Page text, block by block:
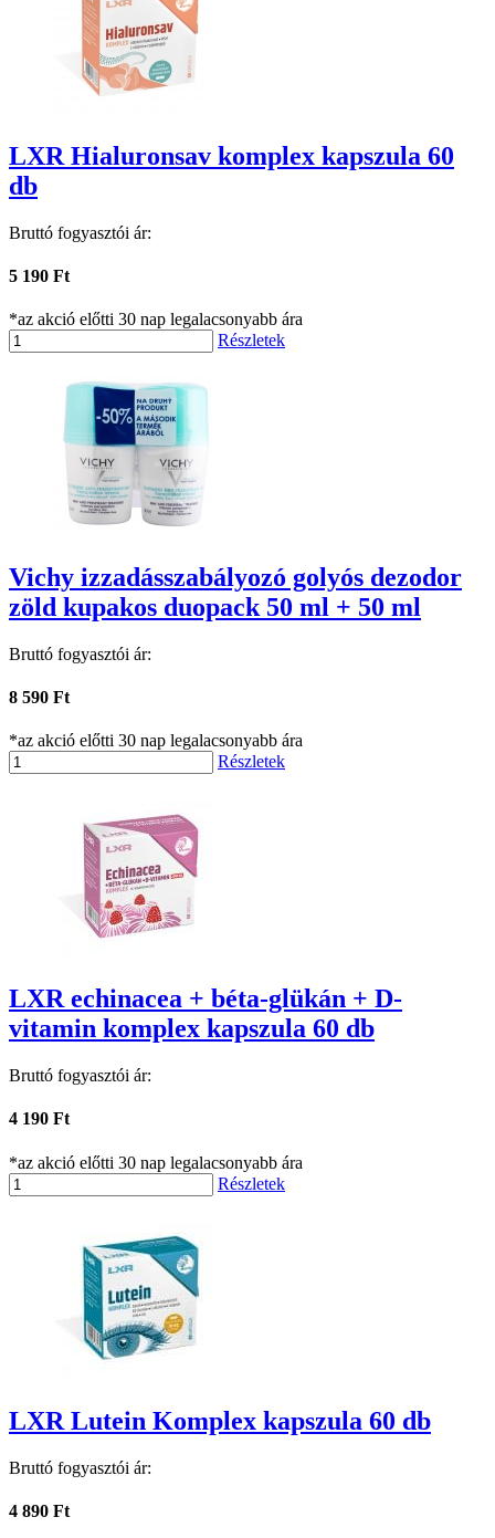
LXR Hialuronsav komplex kapszula 60
db
Bruttó fogyasztói ár:
5 190 Ft
*az akció előtti 30 nap legalacsonyabb ára
Részletek
Vichy izzadásszabályozó golyós dezodor
zöld kupakos duopack 50 ml + 50 ml
Bruttó fogyasztói ár:
8 590 Ft
*az akció előtti 30 nap legalacsonyabb ára
Részletek
LXR echinacea + béta-glükán + D-
vitamin komplex kapszula 60 db
Bruttó fogyasztói ár:
4 190 Ft
*az akció előtti 30 nap legalacsonyabb ára
Részletek
LXR Lutein Komplex kapszula 60 db
Bruttó fogyasztói ár:
4 890 Ft